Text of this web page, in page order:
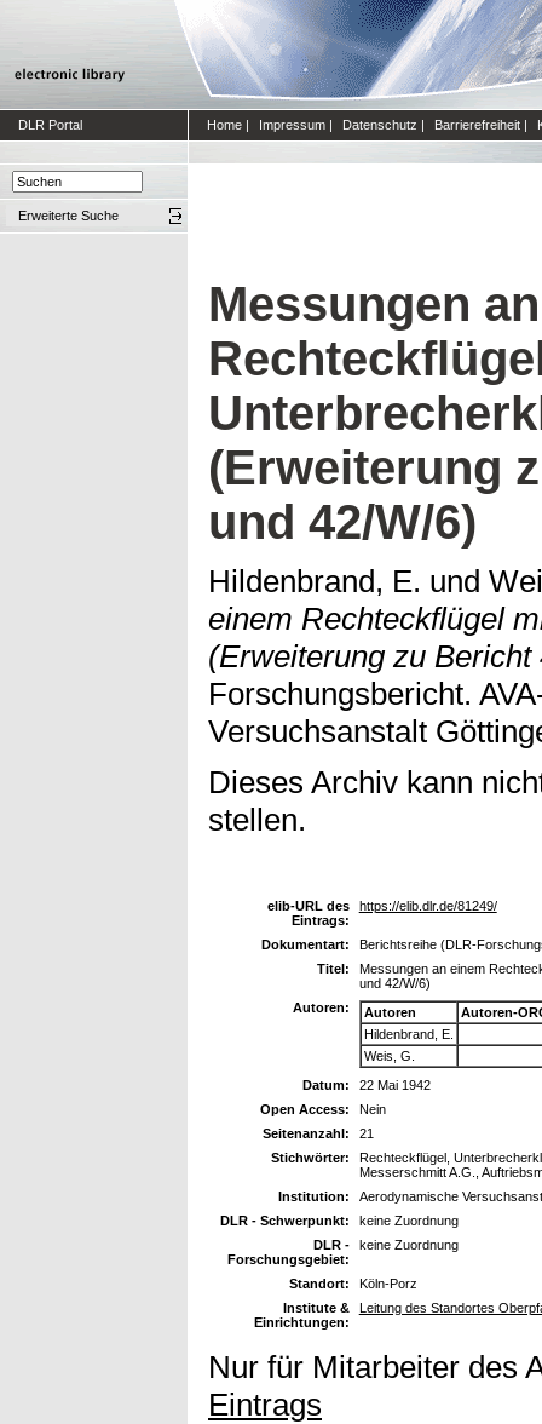
DLR Portal Home | Impressum | Datenschutz | Barrierefreiheit |
Erweiterte Suche
Messungen
(Erweiterung
und 42/W/6)
Hildenbrand, E. und
einem Rechteckflügel
(Erweiterung zu
Forschungsbericht.
Versuchsanstalt
Dieses Archiv kann
stellen.
elib-URL des
Eintrags:
https://elib.dlr.de/81249/
Dokumentart:
Berichtsreihe (DLR-
Titel:
Messungen an einem
und 42/W/6)
Autoren:
Autoren
Autoren-
Hildenbrand, E.
Weis, G.
Datum:
22 Mai 1942
Open Access:
Nein
Seitenanzahl:
21
Stichwörter:
Rechteckflügel,
Messerschmitt A.G.,
Institution:
Aerodynamische
DLR - Schwerpunkt:
keine Zuordnung
DLR -
Forschungsgebiet:
keine Zuordnung
Standort:
Köln-Porz
Institute &
Einrichtungen:
Leitung des Standortes
Nur für Mitarbeiter des
Eintrags